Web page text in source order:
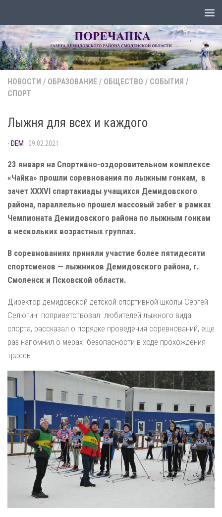
НОВОСТИ / ОБРАЗОВАНИЕ / ОБЩЕСТВО / СОБЫТИЯ /
СПОРТ
Лыжня для всех и каждого
-DEM · 09.02.2021
23 января на Спортивно-оздоровительном комплексе
«Чайка» прошли соревнования по лыжным гонкам, в
зачет XXXVI спартакиады учащихся Демидовского
района, параллельно прошел массовый забег в рамках
Чемпионата Демидовского района по лыжным гонкам
в нескольких возрастных группах.
В соревнованиях приняли участие более пятидесяти
спортсменов — лыжников Демидовского района, г.
Смоленск и Псковской области.
Директор демидовской детской спортивной школы Сергей
Селюгин поприветствовал любителей лыжного вида
спорта, рассказал о порядке проведения соревнований, еще
раз напомнил о мерах безопасности в ходе прохождения
трассы.